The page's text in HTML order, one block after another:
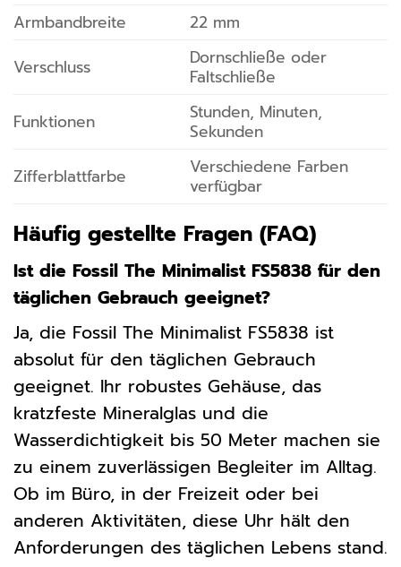
Armbandbreite
22 mm
Verschluss
Dornschließe oder
Faltschließe
Funktionen
Stunden, Minuten,
Sekunden
Zifferblattfarbe
Verschiedene Farben
verfügbar
Häufig gestellte Fragen (FAQ)
Ist die Fossil The Minimalist FS5838 für den
täglichen Gebrauch geeignet?
Ja, die Fossil The Minimalist FS5838 ist
absolut für den täglichen Gebrauch
geeignet. Ihr robustes Gehäuse, das
kratzfeste Mineralglas und die
Wasserdichtigkeit bis 50 Meter machen sie
zu einem zuverlässigen Begleiter im Alltag.
Ob im Büro, in der Freizeit oder bei
anderen Aktivitäten, diese Uhr hält den
Anforderungen des täglichen Lebens stand.